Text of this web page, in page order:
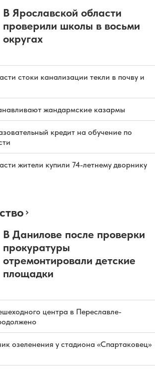
В Ярославской области
проверили школы в восьми
округах
стоки канализации текли в почву и
жандармские казармы
кредит на обучение по
жители купили 74-летнему дворнику
В Данилове после проверки
прокуратуры
отремонтировали детские
площадки
центра в Переславле-
озеленения у стадиона «Спартаковец»